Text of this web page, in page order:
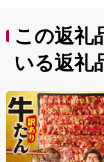
この返礼
いる返礼